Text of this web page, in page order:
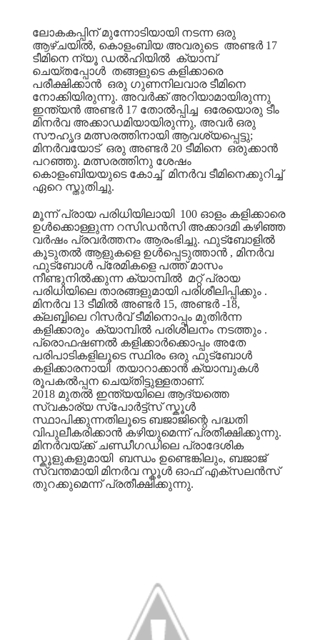
ലോകകപ്പിന് മുന്നോടിയായി നടന്ന ഒരു
ആഴ്ചയിൽ, കൊളംബിയ അവരുടെ അണ്ടർ17
ടീമിനെ ന്യൂ ഡൽഹിയിൽ ക്യാമ്പ്
ചെയ്തപ്പോൾ തങ്ങളുടെ കളിക്കാരെ
പരീക്ഷിക്കാൻ ഒരു ഗുണനിലവാര ടീമിനെ
നോക്കിയിരുന്നു. അവർക്ക് അറിയാമായിരുന്നു
ഇന്ത്യൻ അണ്ടർ17 തോൽപ്പിച്ച ഒരേയൊരു ടീം
മിനർവ അക്കാഡമിയായിരുന്നു, അവർ ഒരു
സൗഹൃദ മത്സരത്തിനായി ആവശ്യപ്പെട്ടു;
മിനർവയോട് ഒരു അണ്ടർ20 ടീമിനെ ഒരുക്കാൻ
പറഞ്ഞു. മത്സരത്തിനു ശേഷം
കൊളംബിയയുടെ കോച്ച് മിനർവ ടീമിനെക്കുറിച്ച്
ഏറെ സ്തുതിച്ചു.
മൂന്ന് പ്രായ പരിധിയിലായി100 ഓളം കളിക്കാരെ
ഉൾക്കൊള്ളുന്ന റസിഡൻസി അക്കാദമി കഴിഞ്ഞ
വർഷം പ്രവർത്തനം ആരംഭിച്ചു. ഫുട്ബോളിൽ
കൂടുതൽ ആളുകളെ ഉൾപ്പെടുത്താൻ , മിനർവ
ഫുട്ബോൾ പ്രേമികളെ പത്ത് മാസം
നീണ്ടുനിൽക്കുന്ന ക്യാമ്പിൽ മറ്റ് പ്രായ
പരിധിയിലെ താരങ്ങളുമായി പരിശീലിപ്പിക്കും .
മിനർവ 13 ടീമിൽ അണ്ടർ15, അണ്ടർ-18,
ക്ലബ്ബിലെ റിസർവ് ടീമിനൊപ്പം മുതിർന്ന
കളിക്കാരും ക്യാമ്പിൽ പരിശീലനം നടത്തും .
പ്രൊഫഷണൽ കളിക്കാർക്കൊപ്പം അതേ
പരിപാടികളിലൂടെ സ്ഥിരം ഒരു ഫുട്ബോൾ
കളിക്കാരനായി തയാറാക്കാൻ ക്യാമ്പുകൾ
രൂപകൽപ്പന ചെയ്തിട്ടുള്ളതാണ്.
2018 മുതൽ ഇന്ത്യയിലെ ആദ്യത്തെ
സ്വകാര്യ സ്പോർട്ട്സ് സ്കൂൾ
സ്ഥാപിക്കുന്നതിലൂടെ ബജാജിന്റെ പദ്ധതി
വിപുലീകരിക്കാൻ കഴിയുമെന്ന് പ്രതീക്ഷിക്കുന്നു.
മിനർവയ്ക്ക് ചണ്ഡീഗഡിലെ പ്രാദേശിക
സ്കൂളുകളുമായി ബന്ധം ഉണ്ടെങ്കിലും, ബജാജ്
സ്വന്തമായി മിനർവ സ്കൂൾ ഓഫ് എക്സലൻസ്
തുറക്കുമെന്ന് പ്രതീക്ഷിക്കുന്നു.